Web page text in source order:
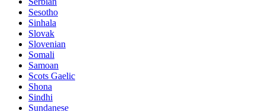
Sesotho
Sinhala
Slovak
Slovenian
Somali
Samoan
Scots Gaelic
Shona
Sindhi
Sundanese